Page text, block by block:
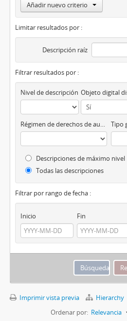
Añadir nuevo criterio
Limitar resultados por :
Descripción raíz
Filtrar resultados por :
Nivel de descripción
Régimen de derechos de autor Tipo
Descripciones de máximo nivel
Todas las descripciones
Filtrar por rango de fecha :
Inicio Fin
Imprimir vista previa Hierarchy
Ordenar por: Relevancia